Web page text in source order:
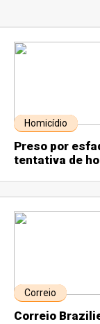
Homicídio
Preso por
tentativa de
Correio
Correio